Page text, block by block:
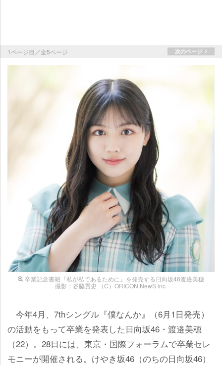
1ページ目／全5ページ 次のページ
卒業記念書籍『私が私であるために』を発売する日向坂46渡邉美穂
撮影：谷脇貢史 （C）ORICON NewS inc.
今年4月、7thシングル『僕なんか』（6月1日発売）
の活動をもって卒業を発表した日向坂46・渡邉美穂
（22）。28日には、東京・国際フォーラムで卒業セレ
モニーが開催される。けやき坂46（のちの日向坂46）